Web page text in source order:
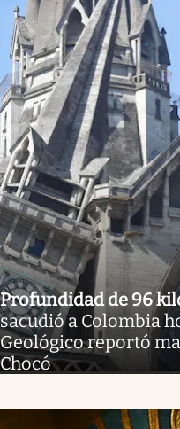
Profundidad de 96
sacudió a Colombia
Geológico reportó
Chocó